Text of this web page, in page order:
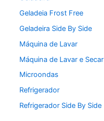
Geladeia Frost Free
Geladeira Side By Side
Máquina de Lavar
Máquina de Lavar e Secar
Microondas
Refrigerador
Refrigerador Side By Side